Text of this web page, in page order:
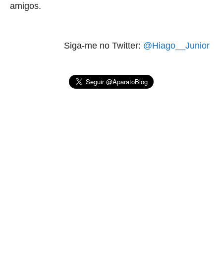
amigos.
Siga-me no Twitter: @Hiago__Junior